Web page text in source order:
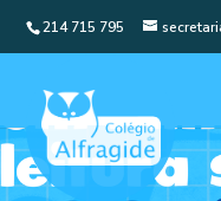
214 715 795